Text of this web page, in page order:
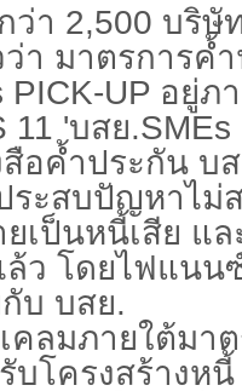
ว่า 2,500 บริษั
า มาตรการค้
PICK-UP อยู่ภ
11 'บสย
อค้ำประกัน บ
ะสบปัญหาไม่
เป็นหนี้เสีย แ
ล้ว โดยไฟแน
บ บสย.
คลมภายใต้มา
บโครงสร้างห